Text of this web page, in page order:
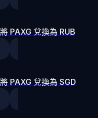
將 PAXG 兌換為 RUB
將 PAXG 兌換為 SGD